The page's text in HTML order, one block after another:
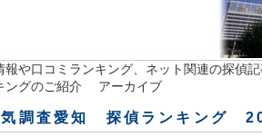
や口コミランキング、ネット関連の探偵
ングのご紹介 アーカイブ
調査愛知 探偵ランキング